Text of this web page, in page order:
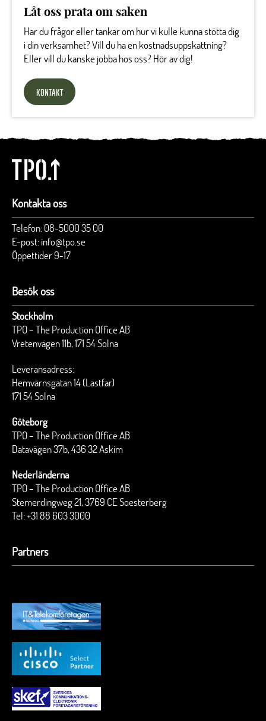
Låt oss prata om saken
Har du frågor eller tankar om hur vi kulle kunna stötta dig
i din verksamhet? Vill du ha en kostnadsuppskattning?
Eller vill du kanske jobba hos oss? Hör av dig!
KONTAKT
Kontakta oss
Telefon: 08-5000 35 00
E-post: info@tpo.se
Öppettider 9-17
Besök oss
Stockholm
TPO – The Production Office AB
Vretenvägen 11b, 171 54 Solna
Leveransadress:
Hemvärnsgatan 14 (Lastfar)
171 54 Solna
Göteborg
TPO – The Production Office AB
Datavägen 37b, 436 32 Askim
Nederländerna
TPO – The Production Office AB
Stemerdingweg 21, 3769 CE Soesterberg
Tel:+31 88 603 3000
Partners